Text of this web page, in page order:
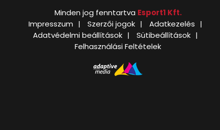
Minden jog fenntartva Esport1 Kft.
Impresszum
Szerzői jogok
Adatkezelés
Adatvédelmi beállítások
Sütibeállítások
Felhasználási Feltételek